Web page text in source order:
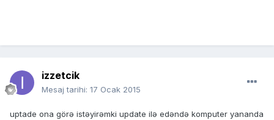
izzetcik
Mesaj tarihi: 17 Ocak 2015
uptade ona görə istəyirəmki update ilə edəndə komputer yananda